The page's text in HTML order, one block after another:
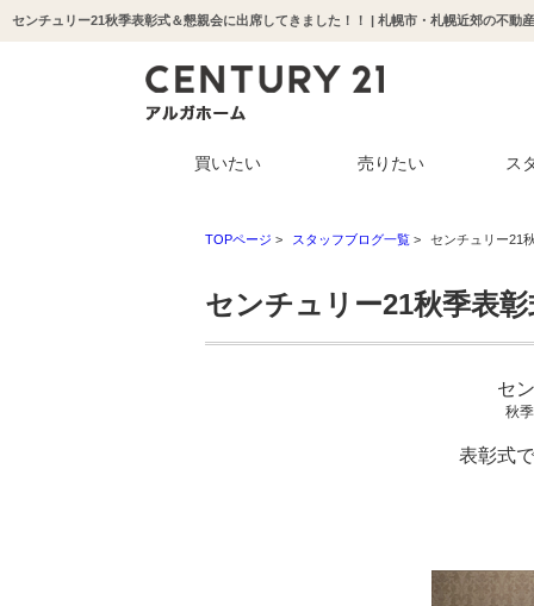
センチュリー21秋季表彰式＆懇親会に出席してきました！！ | 札幌市・札幌近郊の不動
買いたい 売りたい ス
TOPページ > スタッフブログ一覧 > センチュリー21
センチュリー21秋季表
セ
秋
表彰式